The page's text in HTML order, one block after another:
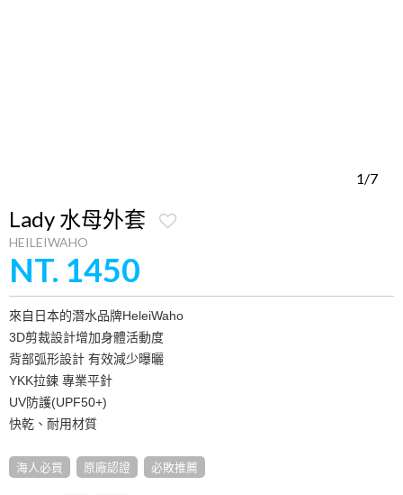
1/7
Lady 水母外套
HEILEIWAHO
NT. 1450
來自日本的潛水品牌HeleiWaho
3D剪裁設計增加身體活動度
背部弧形設計 有效減少曝曬
YKK拉鍊 專業平針
UV防護(UPF50+)
快乾、耐用材質
海人必買 原廠認證 必敗推薦